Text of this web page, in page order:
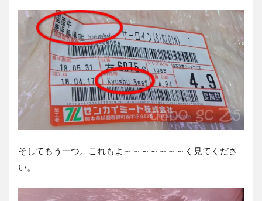
そしてもう一つ。これもよ～～～～～～～く見てくださ
い。